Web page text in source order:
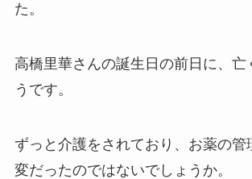
た。
高橋里華さんの誕生日の前日に、亡
うです。
ずっと介護をされており、お薬の管
変だったのではないでしょうか。